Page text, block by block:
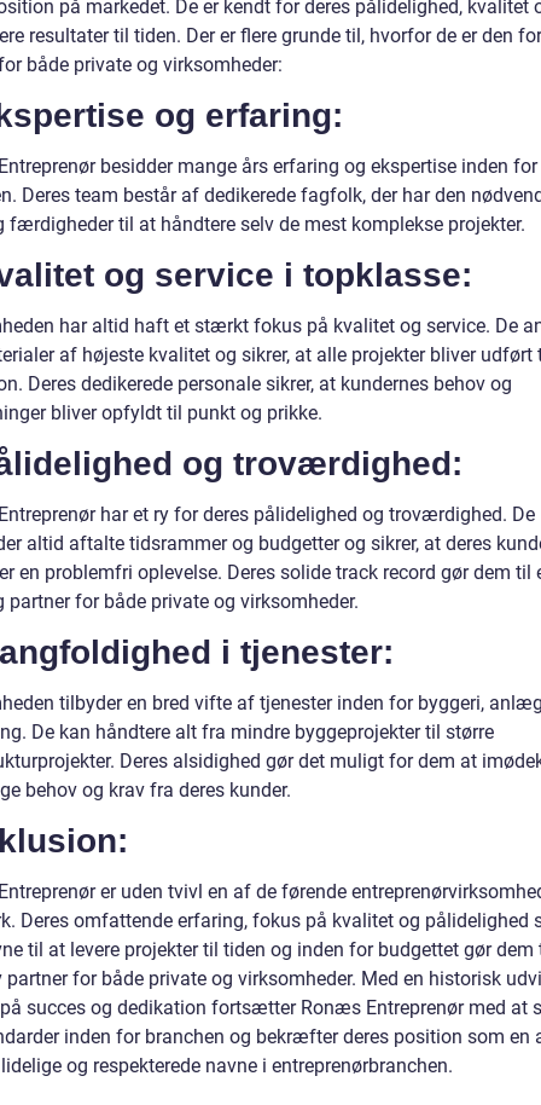
på markedet. De er kendt for deres pålidelighed, kvalitet
resultater til tiden. Der er flere grunde til, hvorfor de er den
både private og virksomheder:
og erfaring:
besidder mange års erfaring og ekspertise inden for
Deres team består af dedikerede fagfolk, der har den
færdigheder til at håndtere selv de mest komplekse projekter.
og service i topklasse:
har altid haft et stærkt fokus på kvalitet og service. De
af højeste kvalitet og sikrer, at alle projekter bliver udført
Deres dedikerede personale sikrer, at kundernes behov og
bliver opfyldt til punkt og prikke.
og troværdighed:
har et ry for deres pålidelighed og troværdighed. De
altid aftalte tidsrammer og budgetter og sikrer, at deres
en problemfri oplevelse. Deres solide track record gør dem til
partner for både private og virksomheder.
i tjenester:
tilbyder en bred vifte af tjenester inden for byggeri,
De kan håndtere alt fra mindre byggeprojekter til større
Deres alsidighed gør det muligt for dem at
behov og krav fra deres kunder.
er uden tvivl en af de førende
Deres omfattende erfaring, fokus på kvalitet og pålidelighed
til at levere projekter til tiden og inden for budgettet gør dem
for både private og virksomheder. Med en historisk
succes og dedikation fortsætter Ronæs Entreprenør med at
inden for branchen og bekræfter deres position som en
og respekterede navne i entreprenørbranchen.